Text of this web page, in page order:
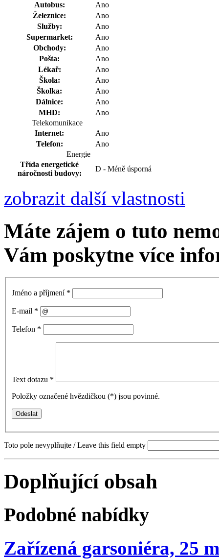
Autobus:
Ano
Železnice:
Ano
Služby:
Ano
Supermarket:
Ano
Obchody:
Ano
Pošta:
Ano
Lékař:
Ano
Škola:
Ano
Školka:
Ano
Dálnice:
Ano
MHD:
Ano
Telekomunikace
Internet:
Ano
Telefon:
Ano
Energie
Třída energetické
náročnosti budovy:
D - Méně úsporná
zobrazit další vlastnosti
Máte zájem o tuto
Vám poskytne více
Jméno a příjmení *
E-mail *
Telefon *
Text dotazu *
Položky označené hvězdičkou (*) jsou povinné.
Toto pole nevyplňujte / Leave this field empty
Doplňující obsah
Podobné nabídky
Zařízená garsoniéra, 25